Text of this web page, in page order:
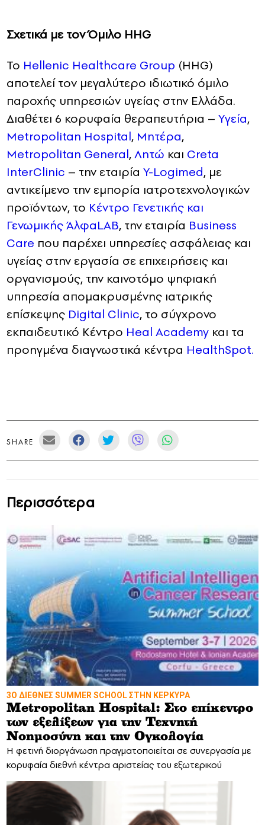
Σχετικά με τον Όμιλο HHG
Το Hellenic Healthcare Group (HHG)
αποτελεί τον μεγαλύτερο ιδιωτικό όμιλο
παροχής υπηρεσιών υγείας στην Ελλάδα.
Διαθέτει 6 κορυφαία θεραπευτήρια – Yγεία,
Μetropolitan Hospital, Μητέρα,
Metropolitan General,Λητώ και Creta
InterClinic – την εταιρία Y-Logimed, με
αντικείμενο την εμπορία ιατροτεχνολογικών
προϊόντων, το Κέντρο Γενετικής και
Γενωμικής ΆλφαLAB, την εταιρία Business
Care που παρέχει υπηρεσίες ασφάλειας και
υγείας στην εργασία σε επιχειρήσεις και
οργανισμούς, την καινοτόμο ψηφιακή
υπηρεσία απομακρυσμένης ιατρικής
επίσκεψης Digital Clinic, το σύγχρονο
εκπαιδευτικό Kέντρο Heal Academy και τα
προηγμένα διαγνωστικά κέντρα HealthSpot.
SHARE
Περισσότερα
3Ο ΔΙΕΘΝΕΣ SUMMER SCHOOL ΣΤΗΝ ΚΕΡΚΥΡΑ
Metropolitan Hospital: Στο επίκεντρο
των εξελίξεων για την Τεχνητή
Νοημοσύνη και την Ογκολογία
Η φετινή διοργάνωση πραγματοποιείται σε συνεργασία με
κορυφαία διεθνή κέντρα αριστείας του εξωτερικού